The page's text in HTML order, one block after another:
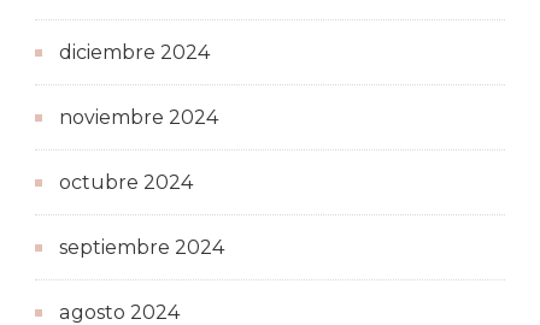
diciembre 2024
noviembre 2024
octubre 2024
septiembre 2024
agosto 2024